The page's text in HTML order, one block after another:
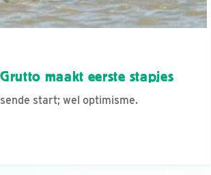
maakt eerste stapjes
start; wel optimisme.